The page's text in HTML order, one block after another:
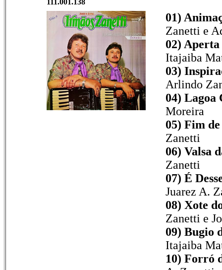
01)
Zanetti e
02)
Itajaiba
03)
Arlindo
04) Lagoa
Moreira
05) Fim
Zanetti
06) Valsa
Zanetti
07) É
Juarez A.
08) Xote
Zanetti e
09) Bugio
Itajaiba
10) Forró